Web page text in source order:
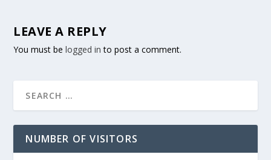
LEAVE A REPLY
You must belogged in to post a comment.
NUMBER OF VISITORS